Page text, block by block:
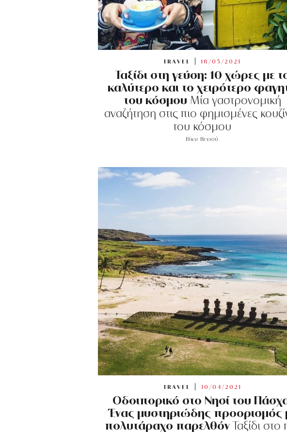
TRAVEL 18/05/2021
Ταξίδι στη γεύση: 10 χώρες με
καλύτερο και το χειρότερο
του κόσμου Μία γαστρονομική
αναζήτηση στις πιο φημισμένες
του κόσμου
Βίκυ Βενιού
TRAVEL 30/04/2021
Οδοιπορικό στο Νησί του
Ένας μυστηριώδης προορισμός
πολυτάραχο παρελθόνΤαξίδι στο